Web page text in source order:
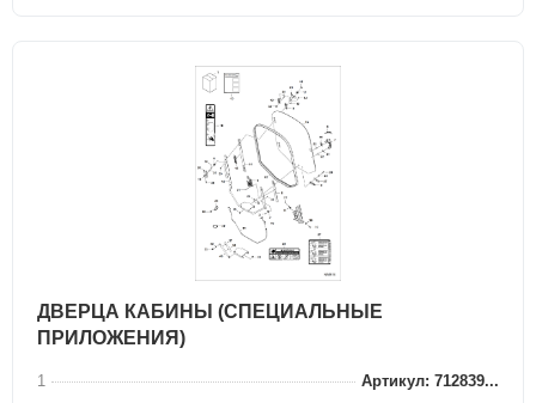
ДВЕРЦА КАБИНЫ (СПЕЦИАЛЬНЫЕ
ПРИЛОЖЕНИЯ)
1
Артикул: 712839...